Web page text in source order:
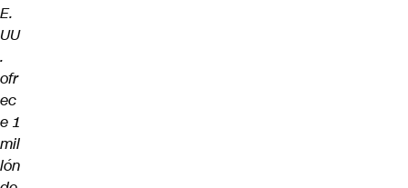
E.
UU
.
ofr
ec
e 1
mil
lón